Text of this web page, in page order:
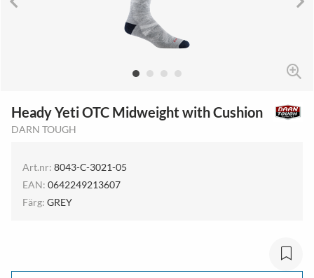
Heady Yeti OTC Midweight with Cushion
DARN TOUGH
Art.nr: 8043-C-3021-05
EAN: 0642249213607
Färg: GREY